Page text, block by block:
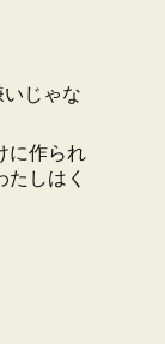
じゃな
に作られ
しはく